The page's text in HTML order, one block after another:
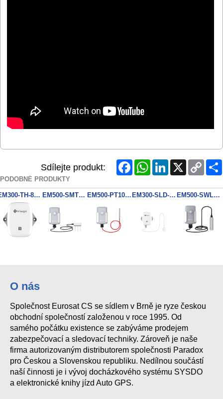
Sdílejte produkt: FacebookWhatsAppLinkedIn
Copy
Link
PODOBNÉ PRODUKTY
EM300-TH-868M EM500-SMTC-868M PN:MEC20 EM500-PT100-868M PN:T800 EM300-SLD-868M EM500-SWL-868M PN:L005
O nás
Společnost Eurosat CS se sídlem v Brně je ryze českou
obchodní společností založenou v roce 1995. Od
samého počátku existence se zabýváme prodejem
zabezpečovací a sledovací techniky. Zároveň je naše
firma autorizovaným distributorem společnosti Paradox
pro Českou a Slovenskou republiku. Nedílnou součástí
naší činnosti je i vývoj docházkového systému SYSDO
a elektronické knihy jízd Auto GPS.